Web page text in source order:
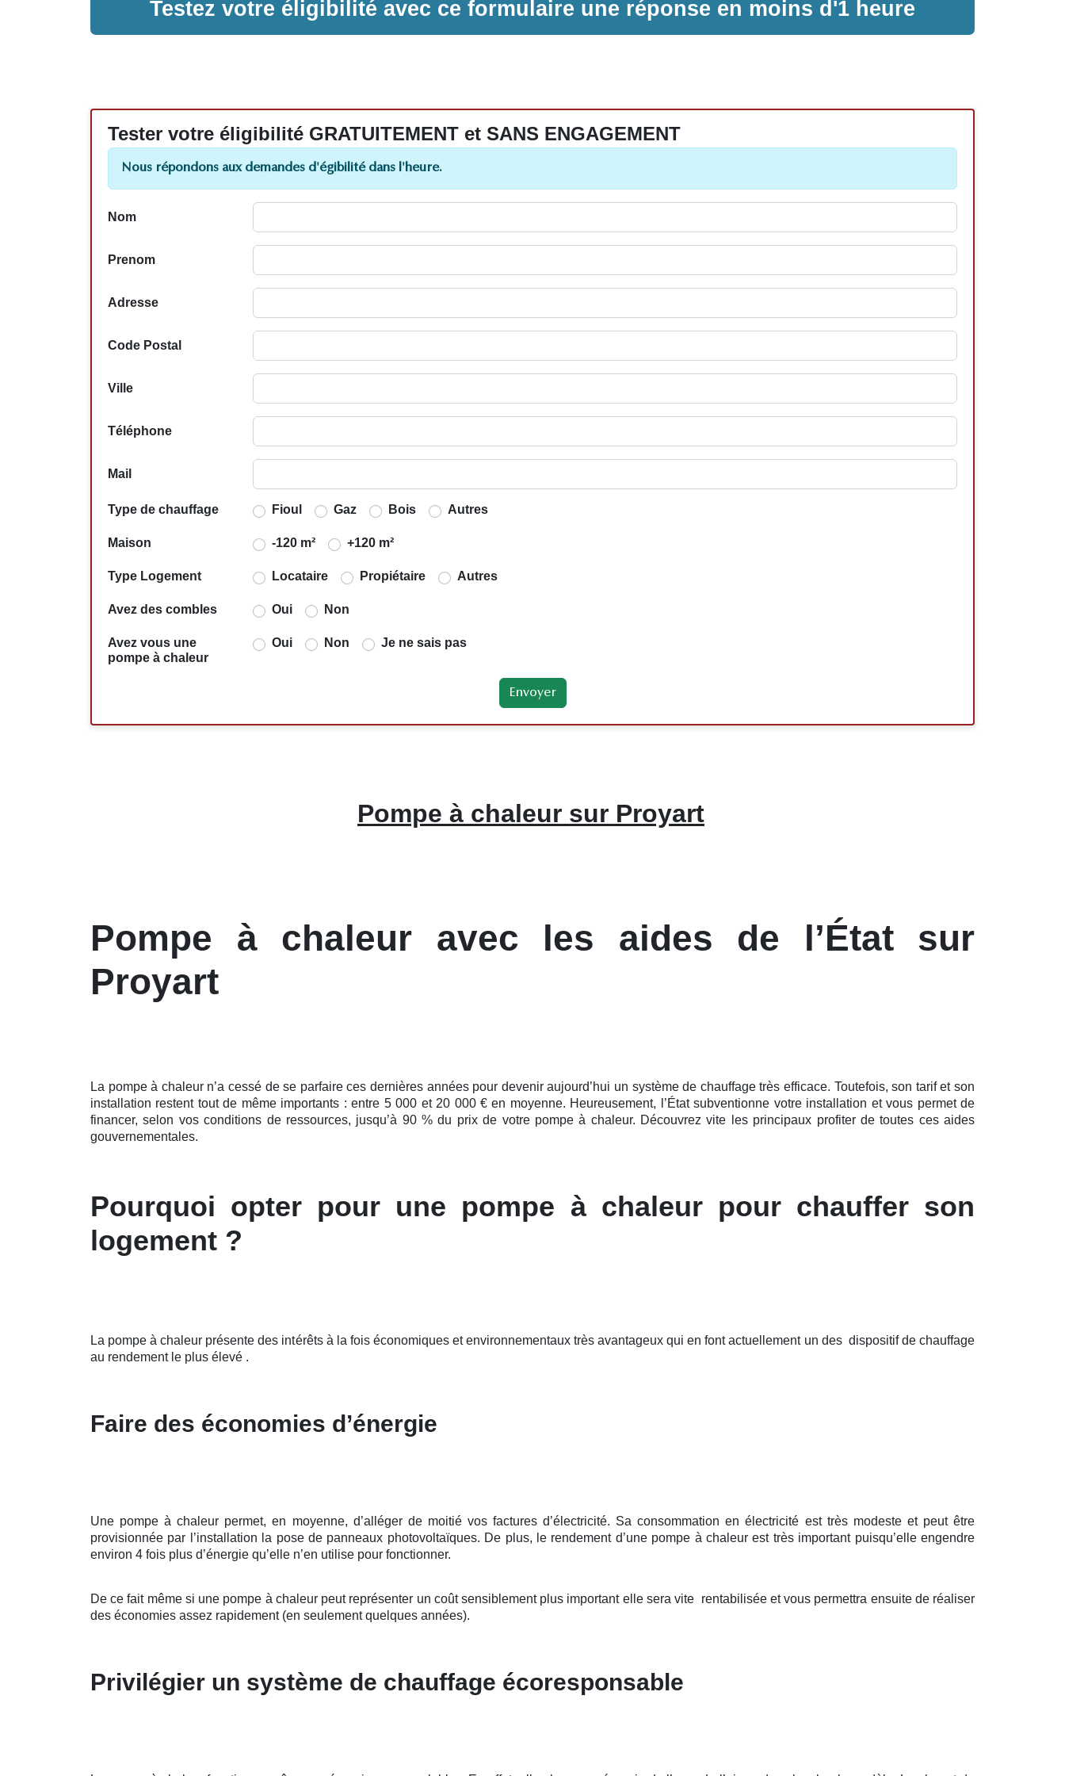
Testez votre éligibilité avec ce formulaire une réponse en moins d'1 heure
Tester votre éligibilité GRATUITEMENT et SANS ENGAGEMENT
Nous répondons aux demandes d'égibilité dans l'heure.
Nom
Prenom
Adresse
Code Postal
Ville
Téléphone
Mail
Type de chauffage Fioul Gaz Bois Autres
Maison -120 m² +120 m²
Type Logement Locataire Propiétaire Autres
Avez des combles Oui Non
Avez vous une
pompe à chaleur
Oui Non Je ne sais pas
Pompe à chaleur sur Proyart
Pompe à chaleur avec les aides de l’État sur
Proyart
La pompe à chaleur n’a cessé de se parfaire ces dernières années pour devenir aujourd’hui un système de chauffage très efficace. Toutefois, son tarif et son
installation restent tout de même importants : entre 5 000 et 20 000 € en moyenne. Heureusement, l’État subventionne votre installation et vous permet de
financer, selon vos conditions de ressources, jusqu’à 90 % du prix de votre pompe à chaleur. Découvrez vite les principaux profiter de toutes ces aides
gouvernementales.
Pourquoi opter pour une pompe à chaleur pour chauffer son
logement ?
La pompe à chaleur présente des intérêts à la fois économiques et environnementaux très avantageux qui en font actuellement un des dispositif de chauffage
au rendement le plus élevé .
Faire des économies d’énergie
Une pompe à chaleur permet, en moyenne, d’alléger de moitié vos factures d’électricité. Sa consommation en électricité est très modeste et peut être
provisionnée par l’installation la pose de panneaux photovoltaïques. De plus, le rendement d’une pompe à chaleur est très important puisqu’elle engendre
environ 4 fois plus d’énergie qu’elle n’en utilise pour fonctionner.
De ce fait même si une pompe à chaleur peut représenter un coût sensiblement plus important elle sera vite rentabilisée et vous permettra ensuite de réaliser
des économies assez rapidement (en seulement quelques années).
Privilégier un système de chauffage écoresponsable